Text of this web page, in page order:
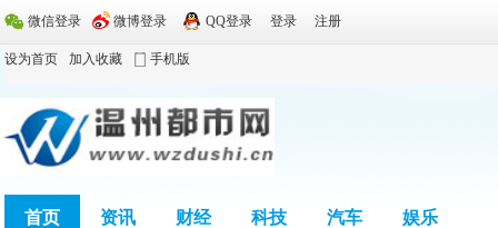
微信登录 微博登录 QQ登录 登录 注册
设为首页 加入收藏 手机版
首页 资讯 财经 科技 汽车 娱乐